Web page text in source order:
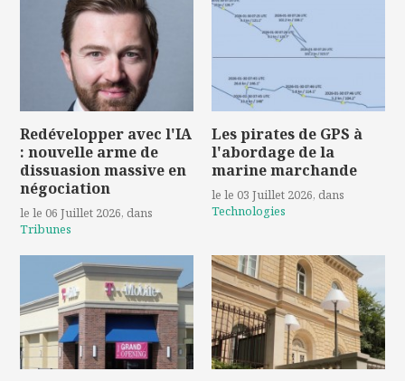
Redévelopper avec l'IA
: nouvelle arme de
dissuasion massive en
négociation
le le 06 Juillet 2026, dans
Tribunes
Les pirates de GPS à
l'abordage de la
marine marchande
le le 03 Juillet 2026, dans
Technologies